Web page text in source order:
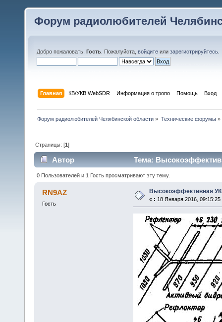
Форум радиолюбителей
Добро пожаловать, Гость . Пожалуйста, войдите или зарегистрируйтесь
Главная КВ/УКВ WebSDR Информация о тропо Помощь Вход
Форум радиолюбителей Челябинской области » Технические форумы»
Страницы: [1]
Автор Тема:
0 Пользователей и 1 Гость просматривают эту тему.
RN9AZ
Гость
Высокоэффективная
« : 18 Января 2016, 09:15:25